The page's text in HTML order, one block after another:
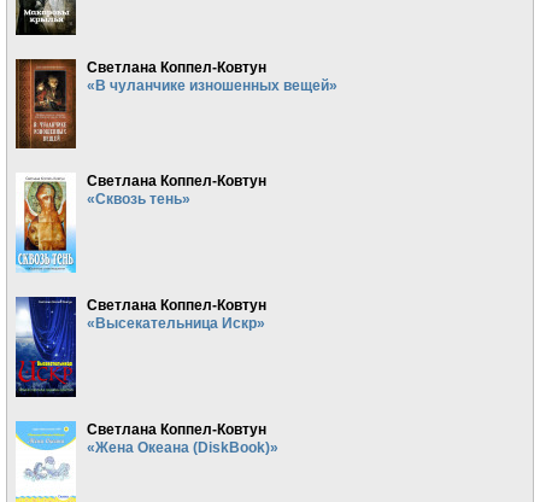
Светлана Коппел-Ковтун
«В чуланчике изношенных вещей»
Светлана Коппел-Ковтун
«Сквозь тень»
Светлана Коппел-Ковтун
«Высекательница Искр»
Светлана Коппел-Ковтун
«Жена Океана (DiskBook)»